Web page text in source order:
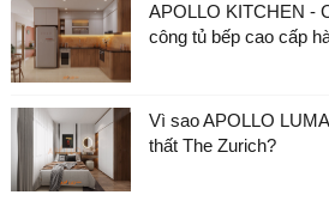
APOLLO KITCHEN -
công tủ bếp cao cấp
Vì sao APOLLO
thất The Zurich?